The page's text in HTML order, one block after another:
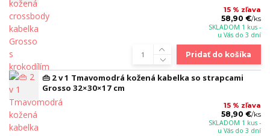
15 % zľava
58,90 €/ks
SKLADOM 1 kus -
u Vás do 3 dní
Pridať do košíka
👜 2 v 1 Tmavomodrá kožená kabelka so strapcami
Grosso 32×30×17 cm
15 % zľava
58,90 €/ks
SKLADOM 1 kus -
u Vás do 3 dní